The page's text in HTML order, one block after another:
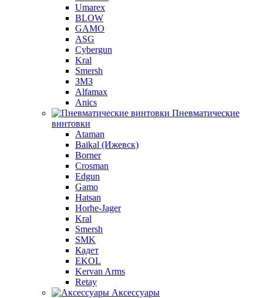
Umarex
BLOW
GAMO
ASG
Cybergun
Kral
Smersh
ЗМЗ
Alfamax
Anics
Пневматические
винтовки
Ataman
Baikal (Ижевск)
Borner
Crosman
Edgun
Gamo
Hatsan
Horhe-Jager
Kral
Smersh
SMK
Кадет
EKOL
Kervan Arms
Retay
Аксессуары